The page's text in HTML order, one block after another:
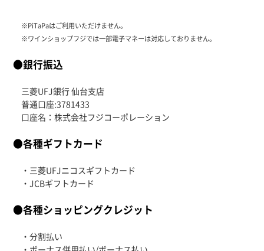
※PiTaPaはご利用いただけません。
※ワインショップフジでは一部電子マネーは対応しておりません。
●銀行振込
三菱UFJ銀行 仙台支店
普通口座:3781433
口座名：株式会社フジコーポレーション
●各種ギフトカード
・三菱UFJニコスギフトカード
・JCBギフトカード
●各種ショッピングクレジット
・分割払い